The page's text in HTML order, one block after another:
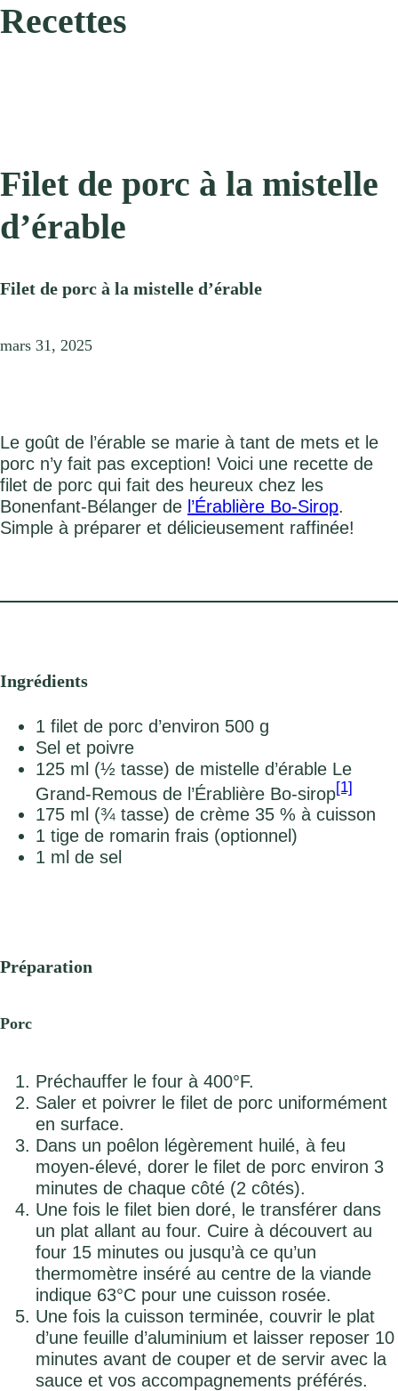
Recettes
Filet de porc à la mistelle
d’érable
Filet de porc à la mistelle d’érable
mars 31, 2025
Le goût de l’érable se marie à tant de mets et le
porc n’y fait pas exception! Voici une recette de
filet de porc qui fait des heureux chez les
Bonenfant-Bélanger de l’Érablière Bo-Sirop.
Simple à préparer et délicieusement raffinée!
Ingrédients
1 filet de porc d’environ 500 g
Sel et poivre
125 ml (½ tasse) de mistelle d’érable Le
Grand-Remous de l’Érablière Bo-sirop[1]
175 ml (¾ tasse) de crème 35 % à cuisson
1 tige de romarin frais (optionnel)
1 ml de sel
Préparation
Porc
Préchauffer le four à 400°F.
Saler et poivrer le filet de porc uniformément
en surface.
Dans un poêlon légèrement huilé, à feu
moyen-élevé, dorer le filet de porc environ 3
minutes de chaque côté (2 côtés).
Une fois le filet bien doré, le transférer dans
un plat allant au four. Cuire à découvert au
four 15 minutes ou jusqu’à ce qu’un
thermomètre inséré au centre de la viande
indique 63°C pour une cuisson rosée.
Une fois la cuisson terminée, couvrir le plat
d’une feuille d’aluminium et laisser reposer 10
minutes avant de couper et de servir avec la
sauce et vos accompagnements préférés.